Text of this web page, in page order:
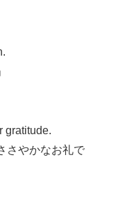
gratitude.
さやかなお礼で